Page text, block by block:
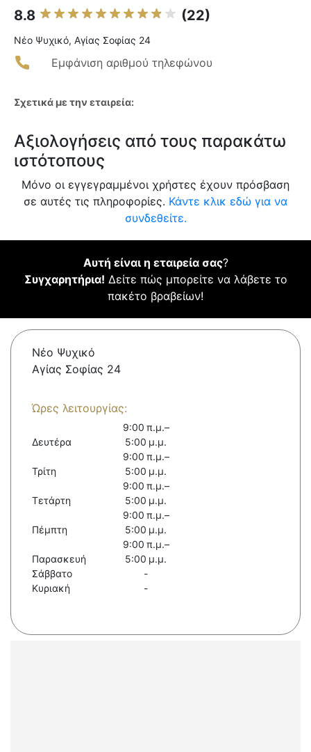
8.8 (22)
Νέο Ψυχικό, Αγίας Σοφίας 24
Εμφάνιση αριθμού τηλεφώνου
Σχετικά με την εταιρεία:
Αξιολογήσεις από τους παρακάτω
ιστότοπους
Μόνο οι εγγεγραμμένοι χρήστες έχουν πρόσβαση
σε αυτές τις πληροφορίες. Κάντε κλικ εδώ για να
συνδεθείτε.
Αυτή είναι η εταιρεία σας?
Συγχαρητήρια! Δείτε πώς μπορείτε να λάβετε το
πακέτο βραβείων!
Νέο Ψυχικό
Αγίας Σοφίας 24
Ώρες λειτουργίας:
Δευτέρα
9:00 π.μ.–
5:00 μ.μ.
Τρίτη
9:00 π.μ.–
5:00 μ.μ.
Τετάρτη
9:00 π.μ.–
5:00 μ.μ.
Πέμπτη
9:00 π.μ.–
5:00 μ.μ.
Παρασκευή
9:00 π.μ.–
5:00 μ.μ.
Σάββατο
-
Κυριακή
-